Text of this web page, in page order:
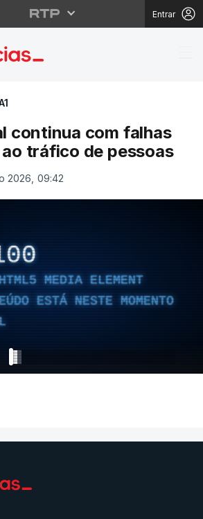
Entrar
continua com falhas
tráfico de pessoas
2026, 09:42
MEDIA ELEMENT
ESTÁ NESTE MOMENTO